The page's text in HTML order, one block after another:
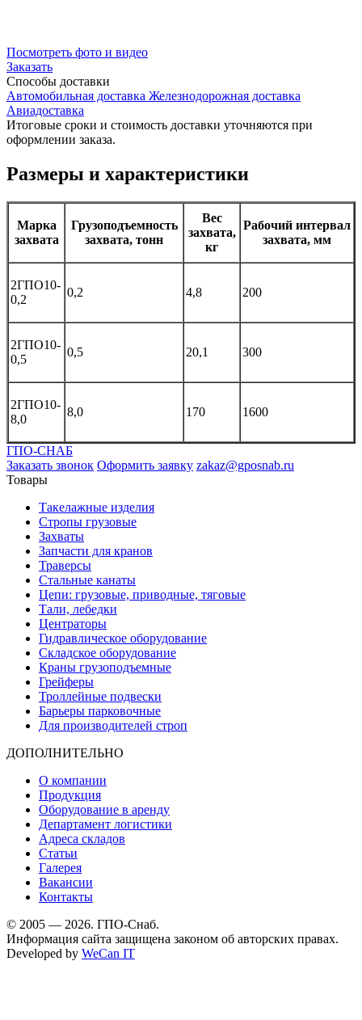
Посмотреть фото и видео
Заказать
Способы доставки
Автомобильная доставка Железнодорожная доставка
Авиадоставка
Итоговые сроки и стоимость доставки уточняются при
оформлении заказа.
Размеры и характеристики
Марка
захвата
Грузоподъемность
захвата, тонн
Вес
захвата,
кг
Рабочий интервал
захвата, мм
2ГПО10-
0,2
0,2 4,8 200
2ГПО10-
0,5
0,5 20,1 300
2ГПО10-
8,0
8,0 170 1600
ГПО-СНАБ
Заказать звонок Оформить заявку zakaz@gposnab.ru
Товары
Такелажные изделия
Стропы грузовые
Захваты
Запчасти для кранов
Траверсы
Стальные канаты
Цепи: грузовые, приводные, тяговые
Тали, лебедки
Центраторы
Гидравлическое оборудование
Складское оборудование
Краны грузоподъемные
Грейферы
Троллейные подвески
Барьеры парковочные
Для производителей строп
ДОПОЛНИТЕЛЬНО
О компании
Продукция
Оборудование в аренду
Департамент логистики
Адреса складов
Статьи
Галерея
Вакансии
Контакты
© 2005 — 2026. ГПО-Снаб.
Информация сайта защищена законом об авторских правах.
Developed by WeCan IT